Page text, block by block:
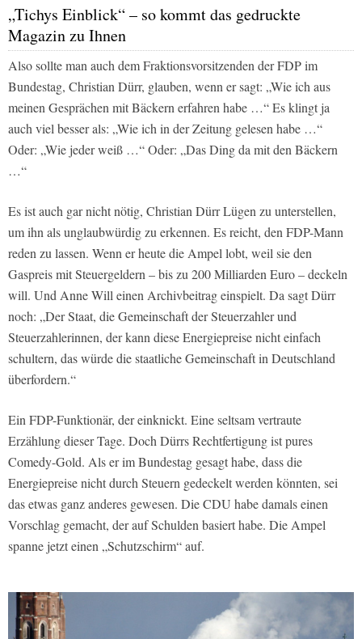
„Tichys Einblick“ – so kommt das gedruckte
Magazin zu Ihnen
Also sollte man auch dem Fraktionsvorsitzenden der FDP im
Bundestag, Christian Dürr, glauben, wenn er sagt: „Wie ich aus
meinen Gesprächen mit Bäckern erfahren habe …“ Es klingt ja
auch viel besser als: „Wie ich in der Zeitung gelesen habe …“
Oder: „Wie jeder weiß …“ Oder: „Das Ding da mit den Bäckern
…“
Es ist auch gar nicht nötig, Christian Dürr Lügen zu unterstellen,
um ihn als unglaubwürdig zu erkennen. Es reicht, den FDP-Mann
reden zu lassen. Wenn er heute die Ampel lobt, weil sie den
Gaspreis mit Steuergeldern – bis zu 200 Milliarden Euro – deckeln
will. Und Anne Will einen Archivbeitrag einspielt. Da sagt Dürr
noch: „Der Staat, die Gemeinschaft der Steuerzahler und
Steuerzahlerinnen, der kann diese Energiepreise nicht einfach
schultern, das würde die staatliche Gemeinschaft in Deutschland
überfordern.“
Ein FDP-Funktionär, der einknickt. Eine seltsam vertraute
Erzählung dieser Tage. Doch Dürrs Rechtfertigung ist pures
Comedy-Gold. Als er im Bundestag gesagt habe, dass die
Energiepreise nicht durch Steuern gedeckelt werden könnten, sei
das etwas ganz anderes gewesen. Die CDU habe damals einen
Vorschlag gemacht, der auf Schulden basiert habe. Die Ampel
spanne jetzt einen „Schutzschirm“ auf.